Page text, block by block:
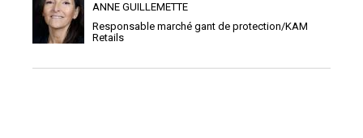
ANNE GUILLEMETTE
Responsable marché gant de protection/KAM
Retails